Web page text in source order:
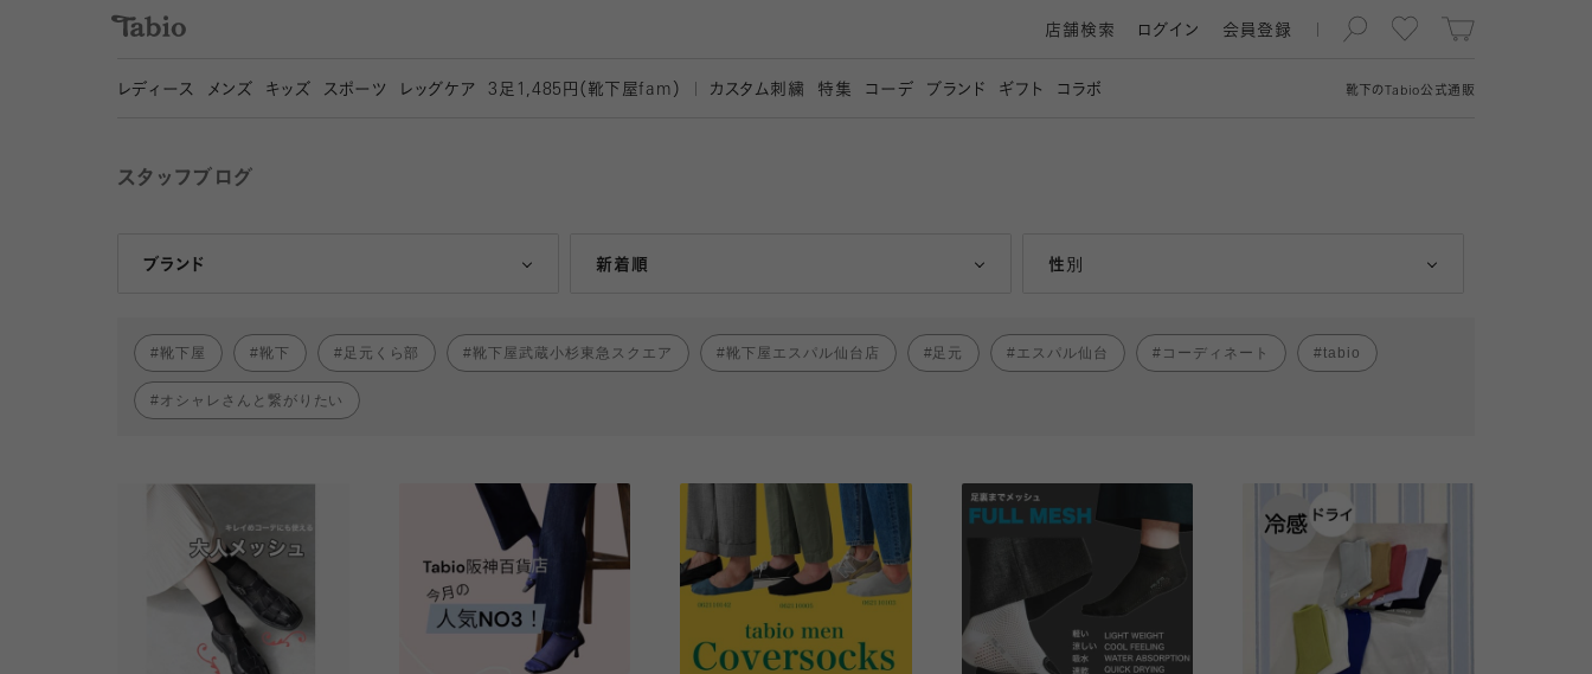
靴下の Tabio公式通販
店舗検索 ログイン 会員登録
レディース メンズ キッズ スポーツ レッグケア 3 足1,485円（靴下屋fam） カスタム刺繍 特集 コーデ ブランド ギフト コラボ
スタッフブログ
ブランド
Tabio 新着順
人気ランキング順 性別
女性
靴下屋 靴下 足元くら部 靴下屋武蔵小杉東急スクエア 靴下屋エスパル仙台店 足元 エスパル仙台 コーディネート tabio
オシャレさんと繋がりたい